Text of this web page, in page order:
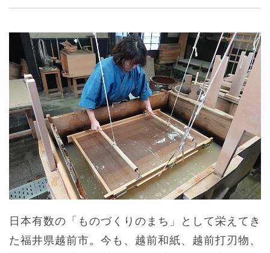
日本有数の「ものづくりのまち」として栄えてき
た福井県越前市。今も、越前和紙、越前打刃物、